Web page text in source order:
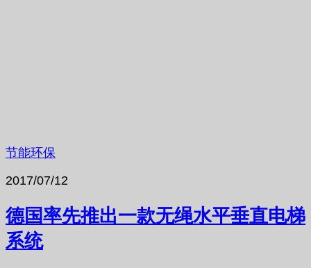
节能环保
2017/07/12
德国率先推出一款无绳水平垂直电梯
系统